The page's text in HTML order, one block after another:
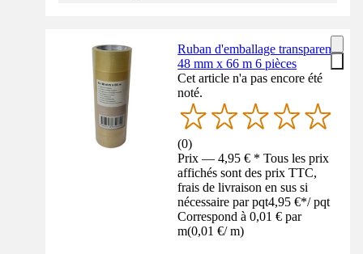
Ruban d'emballage transparent
48 mm x 66 m 6 pièces
Cet article n'a pas encore été
noté.
(0)
Prix — 4,95 € * Tous les prix
affichés sont des prix TTC,
frais de livraison en sus si
nécessaire par pqt4,95 €*/ pqt
Correspond à 0,01 € par
m(0,01 €/ m)